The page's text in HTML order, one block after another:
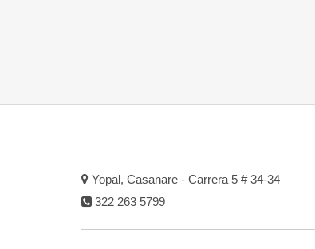
Yopal, Casanare - Carrera 5 # 34-34
322 263 5799